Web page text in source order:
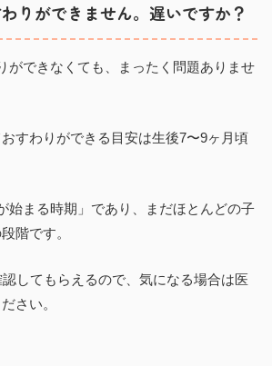
りができません。遅いですか？
ができなくても、まったく問題ありませ
すわりができる目安は生後7〜9ヶ月頃
始まる時期」であり、まだほとんどの子
階です。
してもらえるので、気になる場合は医
さい。